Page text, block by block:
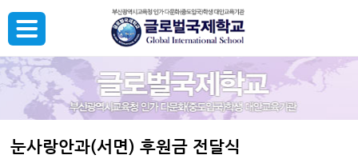
눈사랑안과(서면) 후원금 전달식